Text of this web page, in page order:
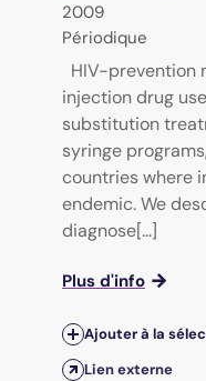
2009
Périodique
HIV-prevention
injection drug
substitution
syringe
countries where
endemic. We
diagnose[...]
Plus d'info
Ajouter à la
Lien externe